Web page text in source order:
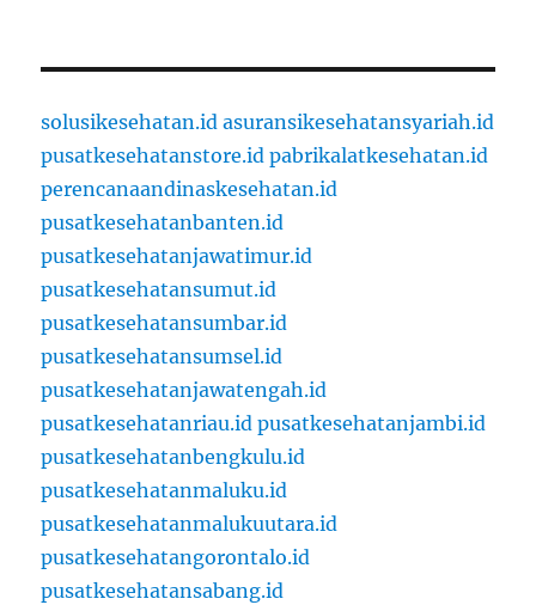
solusikesehatan.id asuransikesehatansyariah.id
pusatkesehatanstore.id pabrikalatkesehatan.id
perencanaandinaskesehatan.id
pusatkesehatanbanten.id
pusatkesehatanjawatimur.id
pusatkesehatansumut.id
pusatkesehatansumbar.id
pusatkesehatansumsel.id
pusatkesehatanjawatengah.id
pusatkesehatanriau.id pusatkesehatanjambi.id
pusatkesehatanbengkulu.id
pusatkesehatanmaluku.id
pusatkesehatanmalukuutara.id
pusatkesehatangorontalo.id
pusatkesehatansabang.id